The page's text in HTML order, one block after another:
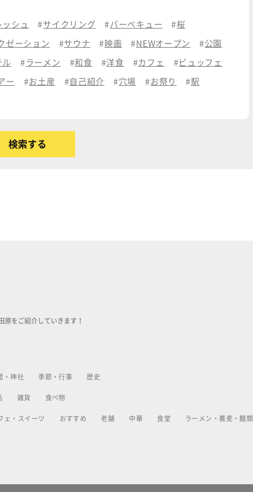
ッシュ サイクリング バーベキュー 桜
ゼーション サウナ 映画 NEWオープン 公園
ル ラーメン 和食 洋食 カフェ ビュッフェ
ー お土産 自己紹介 穴場 お祭り 駅
原をご紹介していきます！
・神社 季節・行事 歴史
雑貨 食べ物
ェ・スイーツ おすすめ 老舗 中華 食堂 ラーメン・蕎麦・麺類